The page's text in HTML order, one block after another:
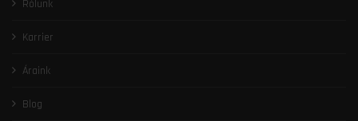
Rólunk
Karrier
Áraink
Blog